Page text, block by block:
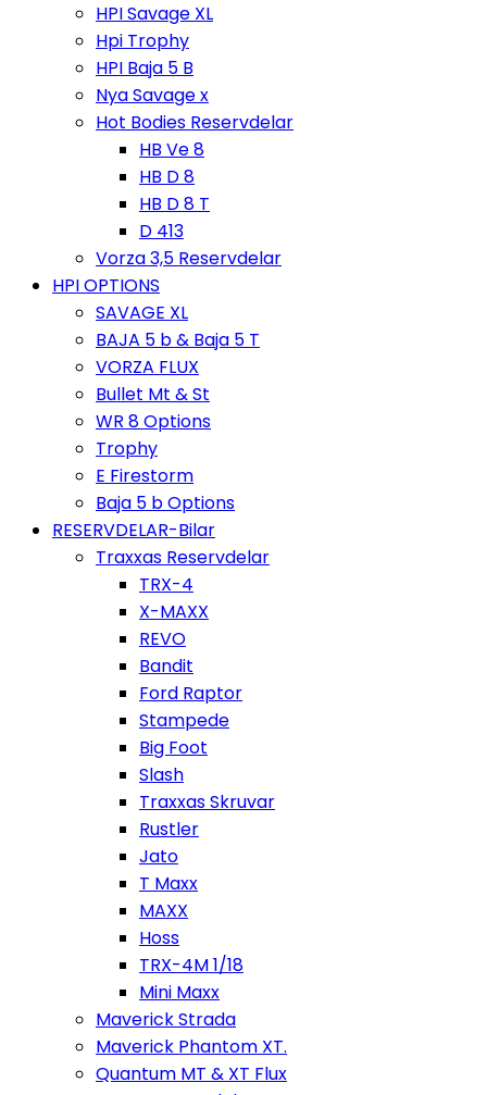
HPI Savage XL
Hpi Trophy
HPI Baja 5 B
Nya Savage x
Hot Bodies Reservdelar
HB Ve 8
HB D 8
HB D 8 T
D 413
Vorza 3,5 Reservdelar
HPI OPTIONS
SAVAGE XL
BAJA 5 b & Baja 5 T
VORZA FLUX
Bullet Mt & St
WR 8 Options
Trophy
E Firestorm
Baja 5 b Options
RESERVDELAR-Bilar
Traxxas Reservdelar
TRX-4
X-MAXX
REVO
Bandit
Ford Raptor
Stampede
Big Foot
Slash
Traxxas Skruvar
Rustler
Jato
T Maxx
MAXX
Hoss
TRX-4M 1/18
Mini Maxx
Maverick Strada
Maverick Phantom XT.
Quantum MT & XT Flux